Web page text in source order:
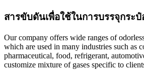
สารขับดันเพื่อใช้ในการบรรจุกระป๋
Our company offers wide ranges of
which are used in many industries such as
pharmaceutical, food, refrigerant,
customize mixture of gases specific to